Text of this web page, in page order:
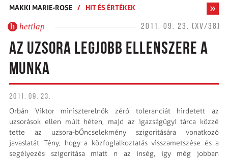
MAKKI MARIE-ROSE / HIT ÉS ÉRTÉKEK
hetilap 2011. 09. 23. (XV/38)
AZ UZSORA LEGJOBB ELLENSZERE A
MUNKA
2011. 09. 23.
Orbán Viktor miniszterelnök zéró toleranciát hirdetett az
uzsorások ellen múlt héten, majd az igazságügyi tárca közzé
tette az uzsora-bŐncselekmény szigorítására vonatkozó
javaslatát. Tény, hogy a közfoglalkoztatás visszametszése és a
segélyezés szigorítása miatt n az ínség, így még jobban